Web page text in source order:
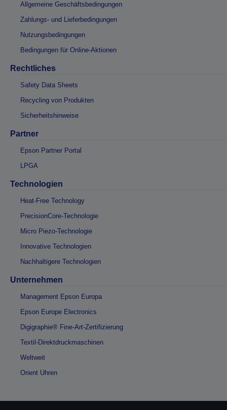
Allgemeine Geschäftsbedingungen
Zahlungs- und Lieferbedingungen
Nutzungsbedingungen
Bedingungen für Online-Aktionen
Rechtliches
Safety Data Sheets
Recycling von Produkten
Sicherheitshinweise
Partner
Epson Partner Portal
LPGA
Technologien
Heat-Free Technology
PrecisionCore-Technologie
Micro Piezo-Technologie
Innovative Technologien
Nachhaltigere Technologien
Unternehmen
Management Epson Europa
Epson Europe Electronics
Digigraphie® Fine-Art-Zertifizierung
Textil-Direktdruckmaschinen
Weltweit
Orient Uhren